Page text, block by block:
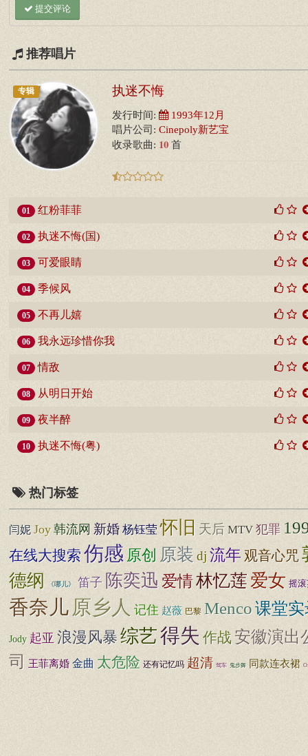
提交评论
推荐唱片
专辑 执迷不悔
发行时间: 1993年12月
唱片公司: Cinepoly新艺宝
收录歌曲: 10 首
01 红粉菲菲
02 执迷不悔(国)
03 可爱眼睛
04 季候风
05 不再儿嬉
06 我永远珍惜你我
07 情敌
08 从明日开始
09 夜半醉
10 执迷不悔(粤)
热门标签
闫妮 Joy 韩流网 新婚 杨钰莹 怀旧 天后 MTV 犯罪
在线大搜索伤感 原创 原装 dj流年 观音心咒
德纲
《哪儿》 笛子 陈奕迅 爱情林忆莲爱女 摇
香奈儿 原乡人 记住 赵薇 巴黎 Menco课堂实
Jody 起亚 浪漫风暴综艺得失 作战 安徽演出
司
王菲离婚 金曲 太危险 还有记忆吗 超清 驾车 鬼步舞 同款连衣裙